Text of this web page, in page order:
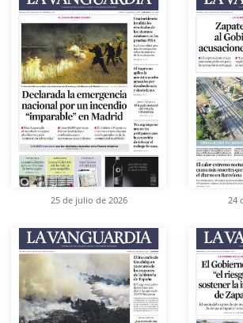
25 de julio de 2026 24